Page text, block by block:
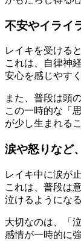
不安やイライ
レイキを受ける
これは、自律神
安心を感じやす
また、普段は頭
この一時的な「
が少し生まれる
涙や怒りなど
レイキ中に涙が
これは、普段は
泣けるようにな
大切なのは、「
感情が一時的に